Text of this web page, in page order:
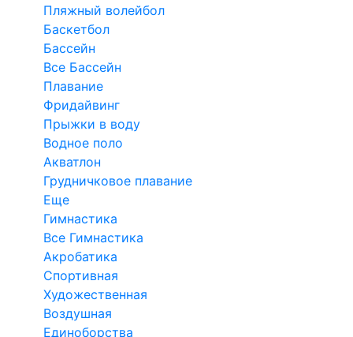
Пляжный волейбол
Баскетбол
Бассейн
Все Бассейн
Плавание
Фридайвинг
Прыжки в воду
Водное поло
Акватлон
Грудничковое плавание
Еще
Гимнастика
Все Гимнастика
Акробатика
Спортивная
Художественная
Воздушная
Единоборства